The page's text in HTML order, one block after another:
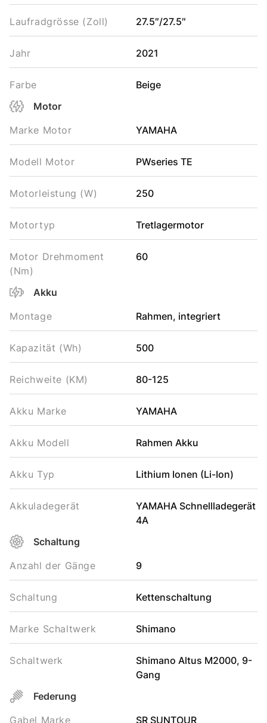
Laufradgrösse (Zoll) 27.5″/27.5″
Jahr 2021
Farbe
Beige
Motor
Marke Motor
YAMAHA
Modell Motor PWseries TE
Motorleistung (W) 250
Motortyp Tretlagermotor
Motor Drehmoment
(Nm)
60
Akku
Montage
Rahmen, integriert
Kapazität (Wh) 500
Reichweite (KM) 80-125
Akku Marke YAMAHA
Akku Modell Rahmen Akku
Akku Typ Lithium Ionen (Li-Ion)
Akkuladegerät
YAMAHA Schnellladegerät
4A
Schaltung
Anzahl der Gänge
9
Schaltung Kettenschaltung
Marke Schaltwerk Shimano
Schaltwerk
Shimano Altus M2000, 9-
Gang
Federung
Gabel Marke
SR SUNTOUR